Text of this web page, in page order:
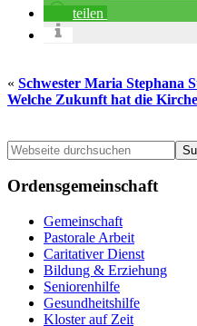
teilen
« Schwester Maria Stephana
Welche Zukunft hat die
Seitenspalte
Webseite
durchsuchen
Ordensgemeinschaft
Gemeinschaft
Pastorale Arbeit
Caritativer Dienst
Bildung & Erziehung
Seniorenhilfe
Gesundheitshilfe
Kloster auf Zeit